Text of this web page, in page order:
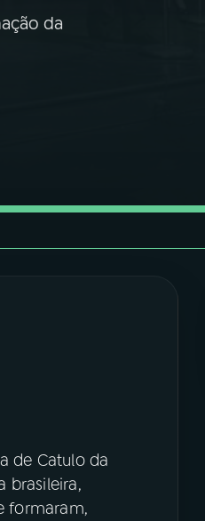
da
de Catulo da
brasileira,
formaram,